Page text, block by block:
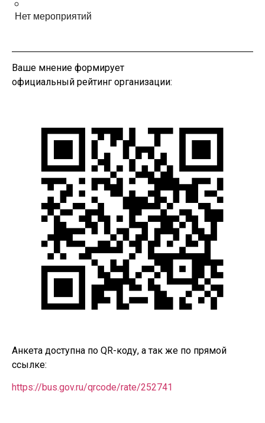
Нет мероприятий
Ваше мнение формирует
официальный рейтинг организации:
Анкета доступна по QR-коду, а так же по прямой
ссылке:
https://bus.gov.ru/qrcode/rate/252741